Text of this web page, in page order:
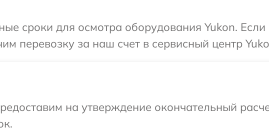
сроки для осмотра оборудования Yukon. Если
перевозку за наш счет в сервисный центр
на утверждение окончательный